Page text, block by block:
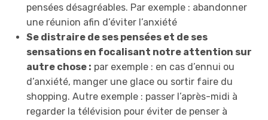
pensées désagréables. Par exemple : abandonner
une réunion afin d’éviter l’anxiété
Se distraire de ses pensées et de ses
sensations en focalisant notre attention sur
autre chose : par exemple : en cas d’ennui ou
d’anxiété, manger une glace ou sortir faire du
shopping. Autre exemple : passer l’après-midi à
regarder la télévision pour éviter de penser à